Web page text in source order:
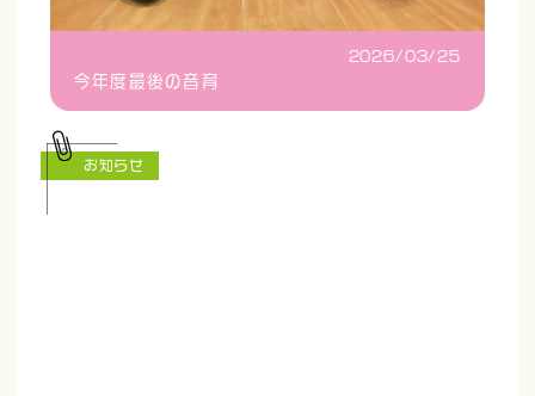
2026/03/25
今年度最後の音育
お知らせ